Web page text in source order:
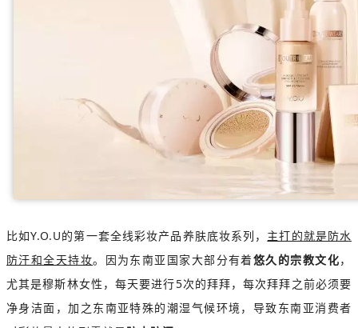
比如Y.O.U的第一套全线彩妆产品养肤底妆系列， 主打的就是防水
防汗和全天持妆。因为东南亚国家大部分有着悠久的宗教文化，
尤其是穆斯林女性，每天要进行5次的拜拜，每次拜拜之前必须要
净身洁面，加之东南亚特殊的潮湿气候环境，导致东南亚消费者